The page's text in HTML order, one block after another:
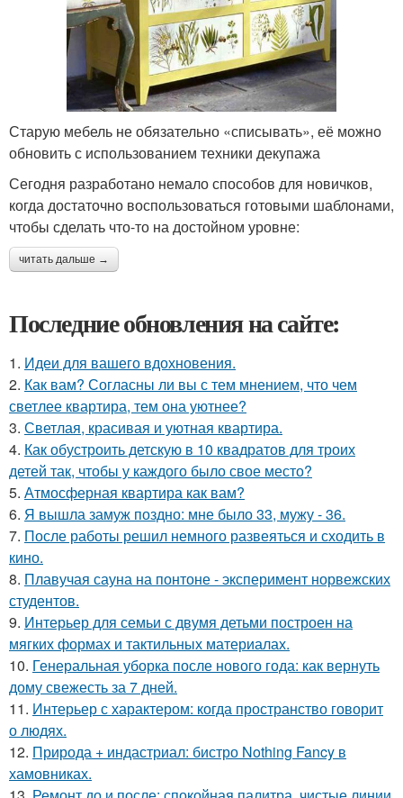
Старую мебель не обязательно «списывать», её можно
обновить с использованием техники декупажа
Сегодня разработано немало способов для новичков,
когда достаточно воспользоваться готовыми шаблонами,
чтобы сделать что-то на достойном уровне:
читать дальше →
Последние обновления на сайте:
1. Идеи для вашего вдохновения.
2. Как вам? Согласны ли вы с тем мнением, что чем
светлее квартира, тем она уютнее?
3. Светлая, красивая и уютная квартира.
4. Как обустроить детскую в 10 квадратов для троих
детей так, чтобы у каждого было свое место?
5. Атмосферная квартира как вам?
6. Я вышла замуж поздно: мне было 33, мужу - 36.
7. После работы решил немного развеяться и сходить в
кино.
8. Плавучая сауна на понтоне - эксперимент норвежских
студентов.
9. Интерьер для семьи с двумя детьми построен на
мягких формах и тактильных материалах.
10. Генеральная уборка после нового года: как вернуть
дому свежесть за 7 дней.
11. Интерьер с характером: когда пространство говорит
о людях.
12. Природа + индастриал: бистро Nothing Fancy в
хамовниках.